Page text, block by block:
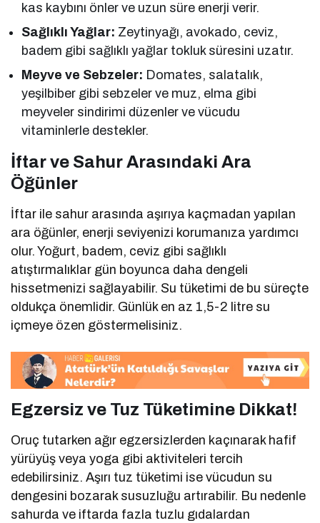
kas kaybını önler ve uzun süre enerji verir.
Sağlıklı Yağlar: Zeytinyağı, avokado, ceviz,
badem gibi sağlıklı yağlar tokluk süresini uzatır.
Meyve ve Sebzeler: Domates, salatalık,
yeşilbiber gibi sebzeler ve muz, elma gibi
meyveler sindirimi düzenler ve vücudu
vitaminlerle destekler.
İftar ve Sahur Arasındaki Ara
Öğünler
İftar ile sahur arasında aşırıya kaçmadan yapılan
ara öğünler, enerji seviyenizi korumanıza yardımcı
olur. Yoğurt, badem, ceviz gibi sağlıklı
atıştırmalıklar gün boyunca daha dengeli
hissetmenizi sağlayabilir. Su tüketimi de bu süreçte
oldukça önemlidir. Günlük en az 1,5-2 litre su
içmeye özen göstermelisiniz.
Egzersiz ve Tuz Tüketimine Dikkat!
Oruç tutarken ağır egzersizlerden kaçınarak hafif
yürüyüş veya yoga gibi aktiviteleri tercih
edebilirsiniz. Aşırı tuz tüketimi ise vücudun su
dengesini bozarak susuzluğu artırabilir. Bu nedenle
sahurda ve iftarda fazla tuzlu gıdalardan